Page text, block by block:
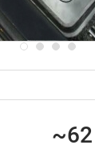
~62